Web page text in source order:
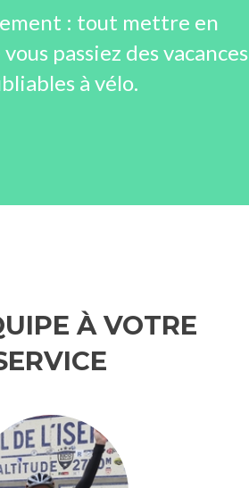
: tout mettre en
passiez des vacances
à vélo.
À VOTRE